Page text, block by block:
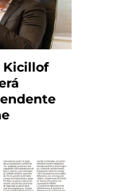
Kicillof